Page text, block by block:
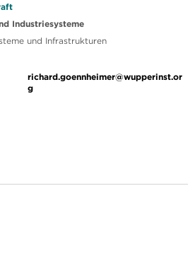
Industriesysteme
und Infrastrukturen
richard.goennheimer@wupperinst.or
g